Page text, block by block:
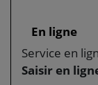
En ligne
Service en
Saisir en